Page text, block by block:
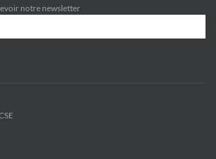
notre newsletter